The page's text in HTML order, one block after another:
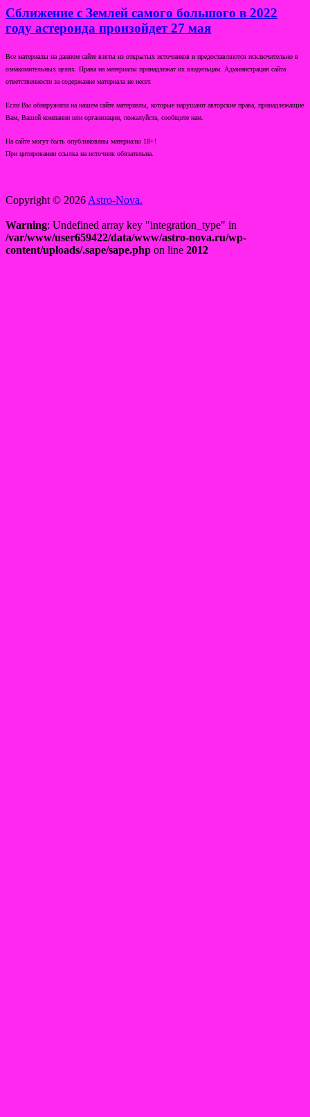
Сближение с Землей самого большого в 2022
году астероида произойдет 27 мая
Все материалы на данном сайте взяты из открытых источников и предоставляются исключительно в
ознакомительных целях. Права на материалы принадлежат их владельцам. Администрация сайта
ответственности за содержание материала не несет.
Если Вы обнаружили на нашем сайте материалы, которые нарушают авторские права, принадлежащие
Вам, Вашей компании или организации, пожалуйста, сообщите нам.
На сайте могут быть опубликованы материалы 18+!
При цитировании ссылка на источник обязательна.
Copyright © 2026 Astro-Nova.
Warning: Undefined array key "integration_type" in
/var/www/user659422/data/www/astro-nova.ru/wp-
content/uploads/.sape/sape.php on line 2012